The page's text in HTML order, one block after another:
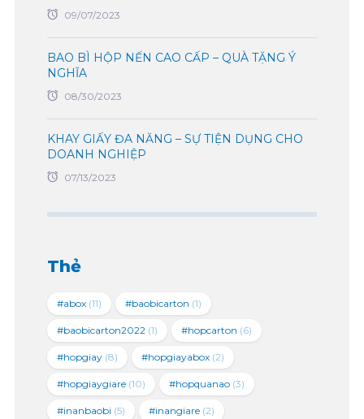
09/07/2023
BAO BÌ HỘP NẾN CAO CẤP – QUÀ TẶNG Ý
NGHĨA
08/30/2023
KHAY GIẤY ĐA NĂNG – SỰ TIỆN DỤNG CHO
DOANH NGHIỆP
07/13/2023
Thẻ
#abox(11) #baobicarton (1)
#baobicarton2022 (1) #hopcarton (6)
#hopgiay(8) #hopgiayabox(2)
#hopgiaygiare(10) #hopquanao(3)
#inanbaobi (5) #inangiare(2)